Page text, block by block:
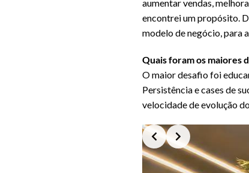
aumentar vendas,
encontrei um propósito.
modelo de negócio, para
Quais foram os maiores
O maior desafio foi
Persistência e cases de
velocidade de evolução